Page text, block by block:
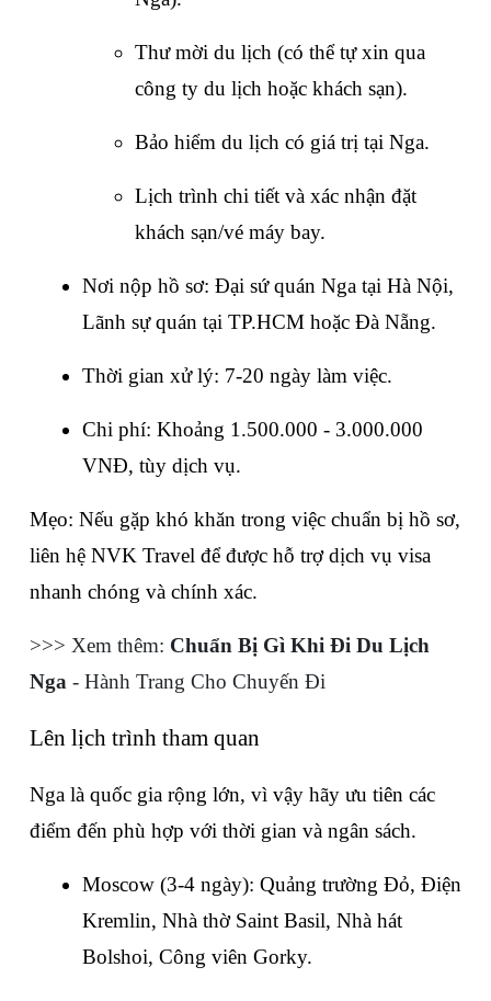
Thư mời du lịch (có thể tự xin qua
công ty du lịch hoặc khách sạn).
Bảo hiểm du lịch có giá trị tại Nga.
Lịch trình chi tiết và xác nhận đặt
khách sạn/vé máy bay.
Nơi nộp hồ sơ: Đại sứ quán Nga tại Hà Nội,
Lãnh sự quán tại TP.HCM hoặc Đà Nẵng.
Thời gian xử lý: 7-20 ngày làm việc.
Chi phí: Khoảng 1.500.000 - 3.000.000
VNĐ, tùy dịch vụ.
Mẹo: Nếu gặp khó khăn trong việc chuẩn bị hồ sơ,
liên hệ NVK Travel để được hỗ trợ dịch vụ visa
nhanh chóng và chính xác.
>>> Xem thêm: Chuẩn Bị Gì Khi Đi Du Lịch
Nga - Hành Trang Cho Chuyến Đi
Lên lịch trình tham quan
Nga là quốc gia rộng lớn, vì vậy hãy ưu tiên các
điểm đến phù hợp với thời gian và ngân sách.
Moscow (3-4 ngày): Quảng trường Đỏ, Điện
Kremlin, Nhà thờ Saint Basil, Nhà hát
Bolshoi, Công viên Gorky.